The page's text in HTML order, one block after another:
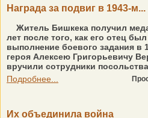
Награда за подвиг в 1943-м...
Житель Бишкека получил
лет после того, как его отец
выполнение боевого задания в
героя Алексею Григорьевичу
вручили сотрудники
Подробнее...
Их объединила война